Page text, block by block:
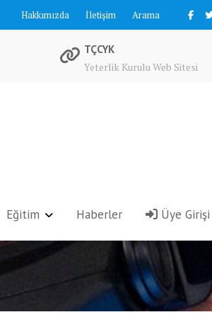
Hakkımızda İletişim Arama
TÇCYK
Yeterlik Kurulu Web Sitesi
Eğitim Haberler Üye Girişi